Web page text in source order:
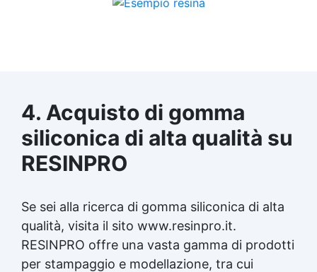
4. Acquisto di gomma
siliconica di alta qualità su
RESINPRO
Se sei alla ricerca di gomma siliconica di alta
qualità, visita il sito www.resinpro.it.
RESINPRO offre una vasta gamma di prodotti
per stampaggio e modellazione, tra cui